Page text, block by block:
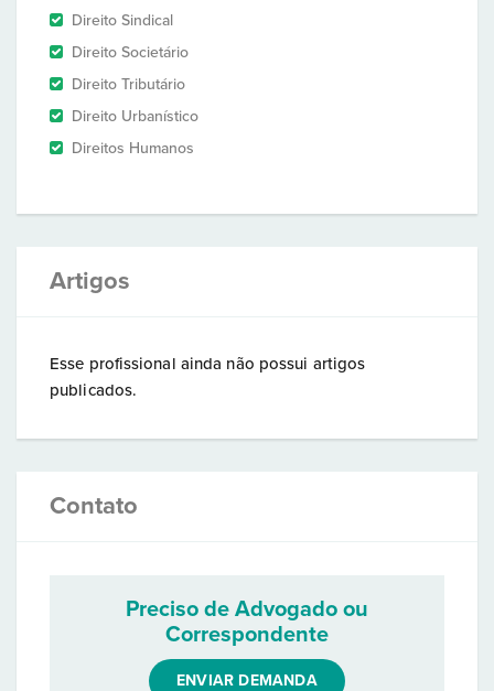
Direito Sindical
Direito Societário
Direito Tributário
Direito Urbanístico
Direitos Humanos
Artigos
Esse profissional ainda não possui artigos
publicados.
Contato
Preciso de Advogado ou
Correspondente
ENVIAR DEMANDA